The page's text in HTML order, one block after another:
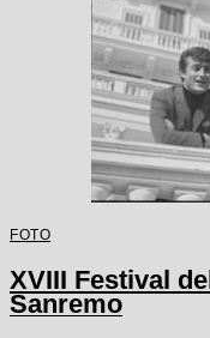
FOTO
XVIII Festival
Sanremo